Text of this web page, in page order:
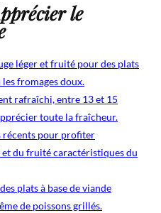
le
léger et fruité pour des plats
fromages doux.
rafraîchi, entre 13 et 15
toute la fraîcheur.
récents pour profiter
du fruité caractéristiques du
plats à base de viande
de poissons grillés.